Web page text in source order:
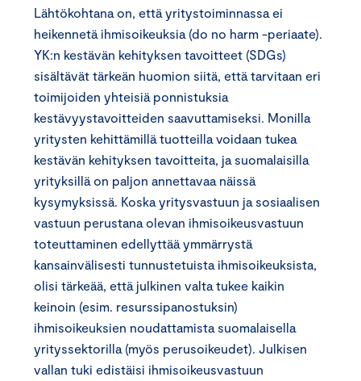
Lähtökohtana on, että yritystoiminnassa ei
heikennetä ihmisoikeuksia (do no harm -periaate).
YK:n kestävän kehityksen tavoitteet (SDGs)
sisältävät tärkeän huomion siitä, että tarvitaan eri
toimijoiden yhteisiä ponnistuksia
kestävyystavoitteiden saavuttamiseksi. Monilla
yritysten kehittämillä tuotteilla voidaan tukea
kestävän kehityksen tavoitteita, ja suomalaisilla
yrityksillä on paljon annettavaa näissä
kysymyksissä. Koska yritysvastuun ja sosiaalisen
vastuun perustana olevan ihmisoikeusvastuun
toteuttaminen edellyttää ymmärrystä
kansainvälisesti tunnustetuista ihmisoikeuksista,
olisi tärkeää, että julkinen valta tukee kaikin
keinoin (esim. resurssipanostuksin)
ihmisoikeuksien noudattamista suomalaisella
yrityssektorilla (myös perusoikeudet). Julkisen
vallan tuki edistäisi ihmisoikeusvastuun